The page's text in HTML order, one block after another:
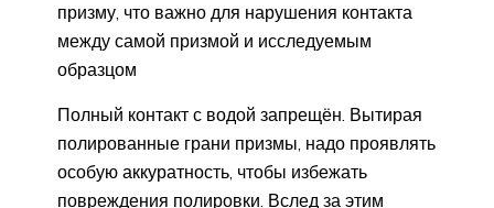
призму, что важно для нарушения контакта
между самой призмой и исследуемым
образцом
Полный контакт с водой запрещён. Вытирая
полированные грани призмы, надо проявлять
особую аккуратность, чтобы избежать
повреждения полировки. Вслед за этим